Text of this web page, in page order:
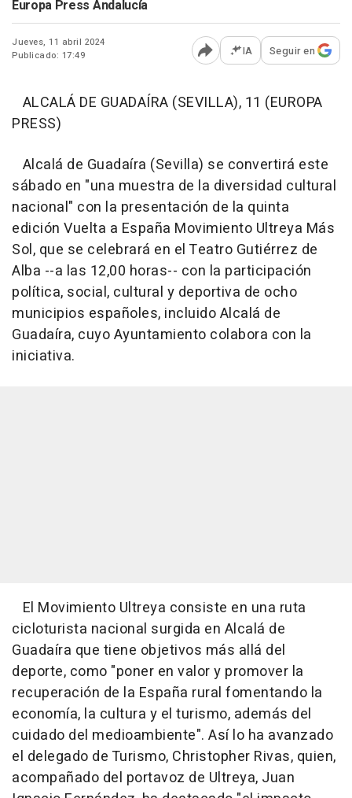
Europa Press Andalucía
Jueves, 11 abril 2024
Publicado: 17:49
Abrir opciones para
IA Seguir en
ALCALÁ DE GUADAÍRA (SEVILLA), 11 (EUROPA
PRESS)
Alcalá de Guadaíra (Sevilla) se convertirá este
sábado en "una muestra de la diversidad cultural
nacional" con la presentación de la quinta
edición Vuelta a España Movimiento Ultreya Más
Sol, que se celebrará en el Teatro Gutiérrez de
Alba --a las 12,00 horas-- con la participación
política, social, cultural y deportiva de ocho
municipios españoles, incluido Alcalá de
Guadaíra, cuyo Ayuntamiento colabora con la
iniciativa.
El Movimiento Ultreya consiste en una ruta
cicloturista nacional surgida en Alcalá de
Guadaíra que tiene objetivos más allá del
deporte, como "poner en valor y promover la
recuperación de la España rural fomentando la
economía, la cultura y el turismo, además del
cuidado del medioambiente". Así lo ha avanzado
el delegado de Turismo, Christopher Rivas, quien,
acompañado del portavoz de Ultreya, Juan